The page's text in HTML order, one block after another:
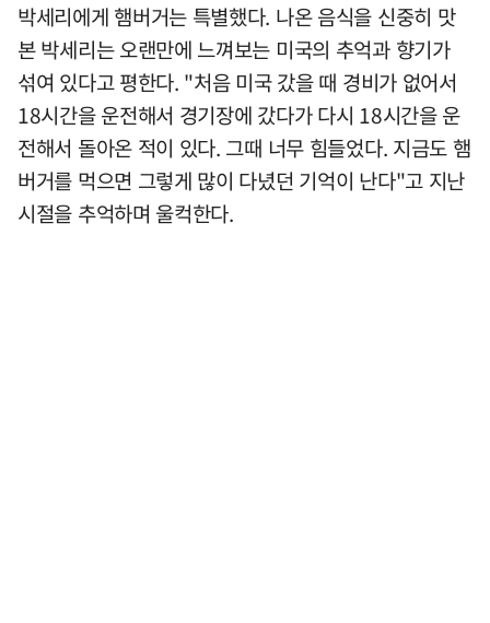
박세리에게 햄버거는 특별했다. 나온 음식을 신중히 맛
본 박세리는 오랜만에 느껴보는 미국의 추억과 향기가
섞여 있다고 평한다. "처음 미국 갔을 때 경비가 없어서
18시간을 운전해서 경기장에 갔다가 다시 18시간을 운
전해서 돌아온 적이 있다. 그때 너무 힘들었다. 지금도 햄
버거를 먹으면 그렇게 많이 다녔던 기억이 난다"고 지난
시절을 추억하며 울컥한다.